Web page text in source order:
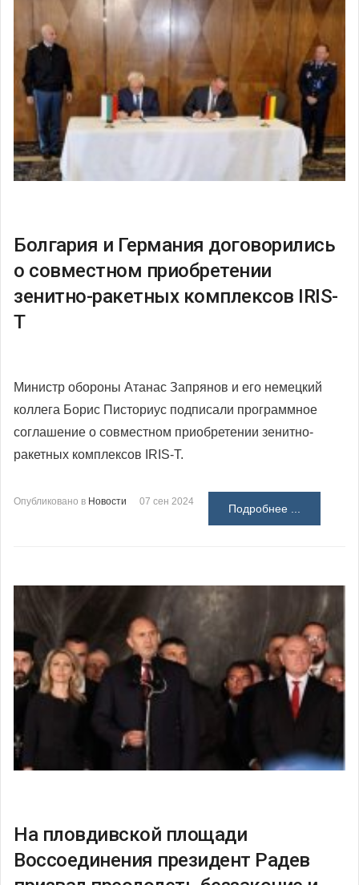
Болгария и Германия договорились
о совместном приобретении
зенитно-ракетных комплексов IRIS-
T
Министр обороны Атанас Запрянов и его немецкий
коллега Борис Писториус подписали программное
соглашение о совместном приобретении зенитно-
ракетных комплексов IRIS-T.
Опубликовано в Новости 07 сен 2024
Подробнее ...
На пловдивской площади
Воссоединения президент Радев